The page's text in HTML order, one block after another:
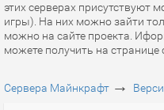
этих серверах присутствуют
игры). На них можно зайти
можно на сайте проекта.
можете получить на странице
Сервера Майнкрафт →